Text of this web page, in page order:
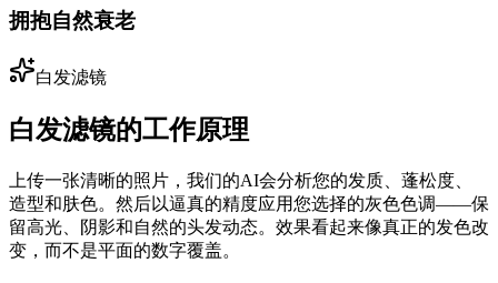
拥抱自然衰老
白发滤镜
白发滤镜的工作原理
上传一张清晰的照片，我们的AI会分析您的发质、蓬松度、
造型和肤色。然后以逼真的精度应用您选择的灰色色调——保
留高光、阴影和自然的头发动态。效果看起来像真正的发色改
变，而不是平面的数字覆盖。